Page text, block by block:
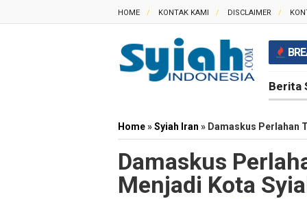
HOME KONTAK KAMI DISCLAIMER
Berita
Home»Syiah Iran » Damaskus Perlahan
Damaskus
Menjadi Kota